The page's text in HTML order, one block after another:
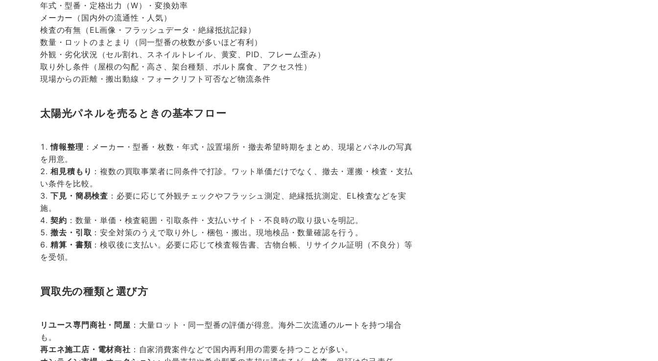
年式・型番・定格出力（W）・変換効率
メーカー（国内外の流通性・人気）
検査の有無（EL画像・フラッシュデータ・絶縁抵抗記録）
数量・ロットのまとまり（同一型番の枚数が多いほど有利）
外観・劣化状況（セル割れ、スネイルトレイル、黄変、PID、フレーム歪み）
取り外し条件（屋根の勾配・高さ、架台種類、ボルト腐食、アクセス性）
現場からの距離・搬出動線・フォークリフト可否など物流条件
太陽光パネルを売るときの基本フロー
情報整理 ：メーカー・型番・枚数・年式・設置場所・撤去希望時期をまとめ、現場とパネルの写真
を用意。
相見積もり ：複数の買取事業者に同条件で打診。ワット単価だけでなく、撤去・運搬・検査・支払
い条件を比較。
下見・簡易検査 ：必要に応じて外観チェックやフラッシュ測定、絶縁抵抗測定、EL検査などを実
施。
契約 ：数量・単価・検査範囲・引取条件・支払いサイト・不良時の取り扱いを明記。
撤去・引取 ：安全対策のうえで取り外し・梱包・搬出。現地検品・数量確認を行う。
精算・書類：検収後に支払い。必要に応じて検査報告書、古物台帳、リサイクル証明（不良分）等
を受領。
買取先の種類と選び方
リユース専門商社・問屋 ：大量ロット・同一型番の評価が得意。海外二次流通のルートを持つ場合
も。
再エネ施工店・電材商社 ：自家消費案件などで国内再利用の需要を持つことが多い。